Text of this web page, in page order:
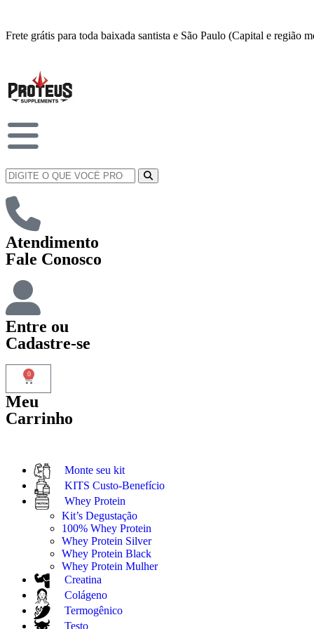
Frete grátis para toda baixada santista e São Paulo (Capital e região
Atendimento
Fale Conosco
Entre ou
Cadastre-se
0
Meu
Carrinho
Monte seu kit
KITS Custo-Benefício
Whey Protein
Kit’s Degustação
100% Whey Protein
Whey Protein Silver
Whey Protein Black
Whey Protein Mulher
Creatina
Colágeno
Termogênico
Testo